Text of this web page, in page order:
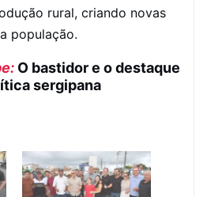
rural, criando novas
população.
O bastidor e o destaque
sergipana